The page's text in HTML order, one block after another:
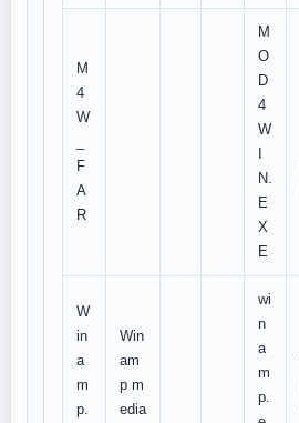
M
4
W
F
A
R
M
O
D
4
W
N.
E
X
E
W
in
a
m
p.
Win
am
p m
edia
wi
n
a
m
p.